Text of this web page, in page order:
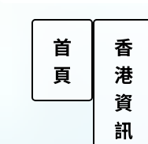
首
頁
香
港
資
訊